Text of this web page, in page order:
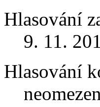
Hlasování
9. 11.
Hlasování